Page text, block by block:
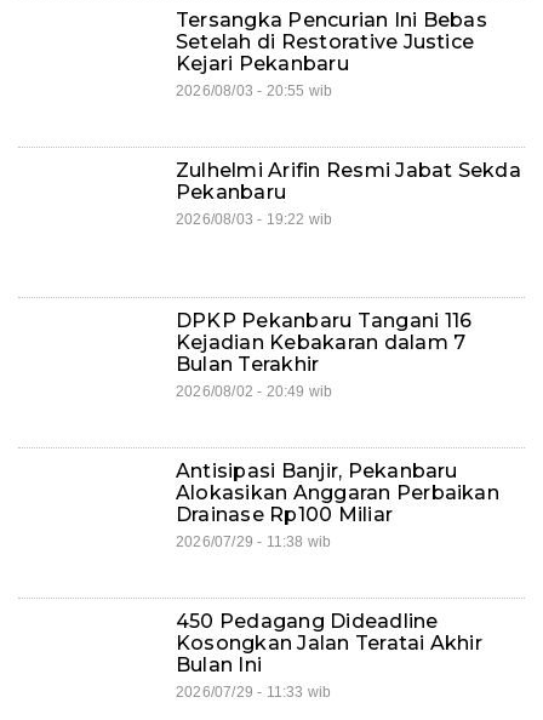
Tersangka Pencurian Ini Bebas
Setelah di Restorative Justice
Kejari Pekanbaru
2026/08/03 - 20:55 wib
Zulhelmi Arifin Resmi Jabat Sekda
Pekanbaru
2026/08/03 - 19:22 wib
DPKP Pekanbaru Tangani 116
Kejadian Kebakaran dalam 7
Bulan Terakhir
2026/08/02 - 20:49 wib
Antisipasi Banjir, Pekanbaru
Alokasikan Anggaran Perbaikan
Drainase Rp100 Miliar
2026/07/29 - 11:38 wib
450 Pedagang Dideadline
Kosongkan Jalan Teratai Akhir
Bulan Ini
2026/07/29 - 11:33 wib